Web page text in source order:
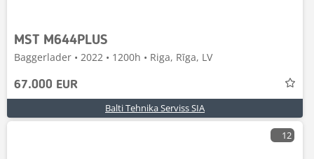
MST M644PLUS
Baggerlader • 2022 • 1200h • Riga, Rīga, LV
67.000 EUR
Balti Tehnika Serviss SIA
12